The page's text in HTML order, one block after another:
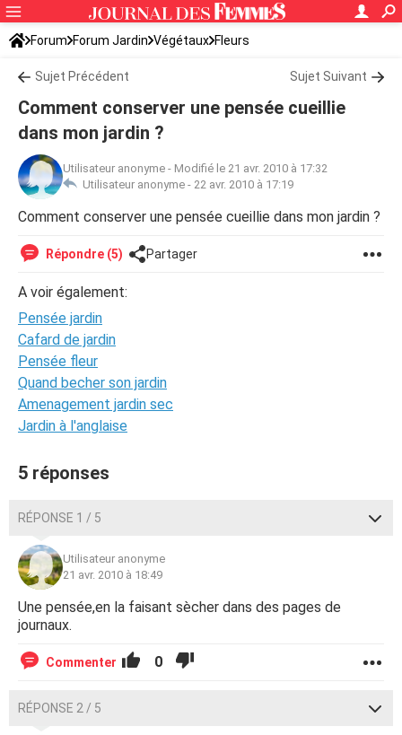
Forum Forum Jardin Végétaux Fleurs
Sujet Précédent Sujet Suivant
Comment conserver une pensée cueillie
dans mon jardin ?
Utilisateur anonyme - Modifié le 21 avr. 2010 à 17:32
Utilisateur anonyme - 22 avr. 2010 à 17:19
Comment conserver une pensée cueillie dans mon jardin ?
Répondre (5) Partager
A voir également:
Pensée jardin
Cafard de jardin
Pensée fleur
Quand becher son jardin
Amenagement jardin sec
Jardin à l'anglaise
5 réponses
RÉPONSE 1 / 5
Utilisateur anonyme
21 avr. 2010 à 18:49
Une pensée,en la faisant sècher dans des pages de
journaux.
Commenter 0
RÉPONSE 2 / 5